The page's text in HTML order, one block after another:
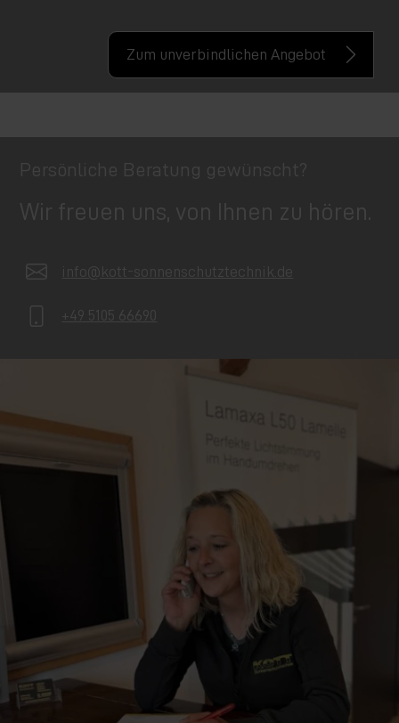
Zum unverbindlichen Angebot
Persönliche Beratung gewünscht?
Wir freuen uns, von Ihnen zu hören.
info@kott-sonnenschutztechnik.de
+49 5105 66690